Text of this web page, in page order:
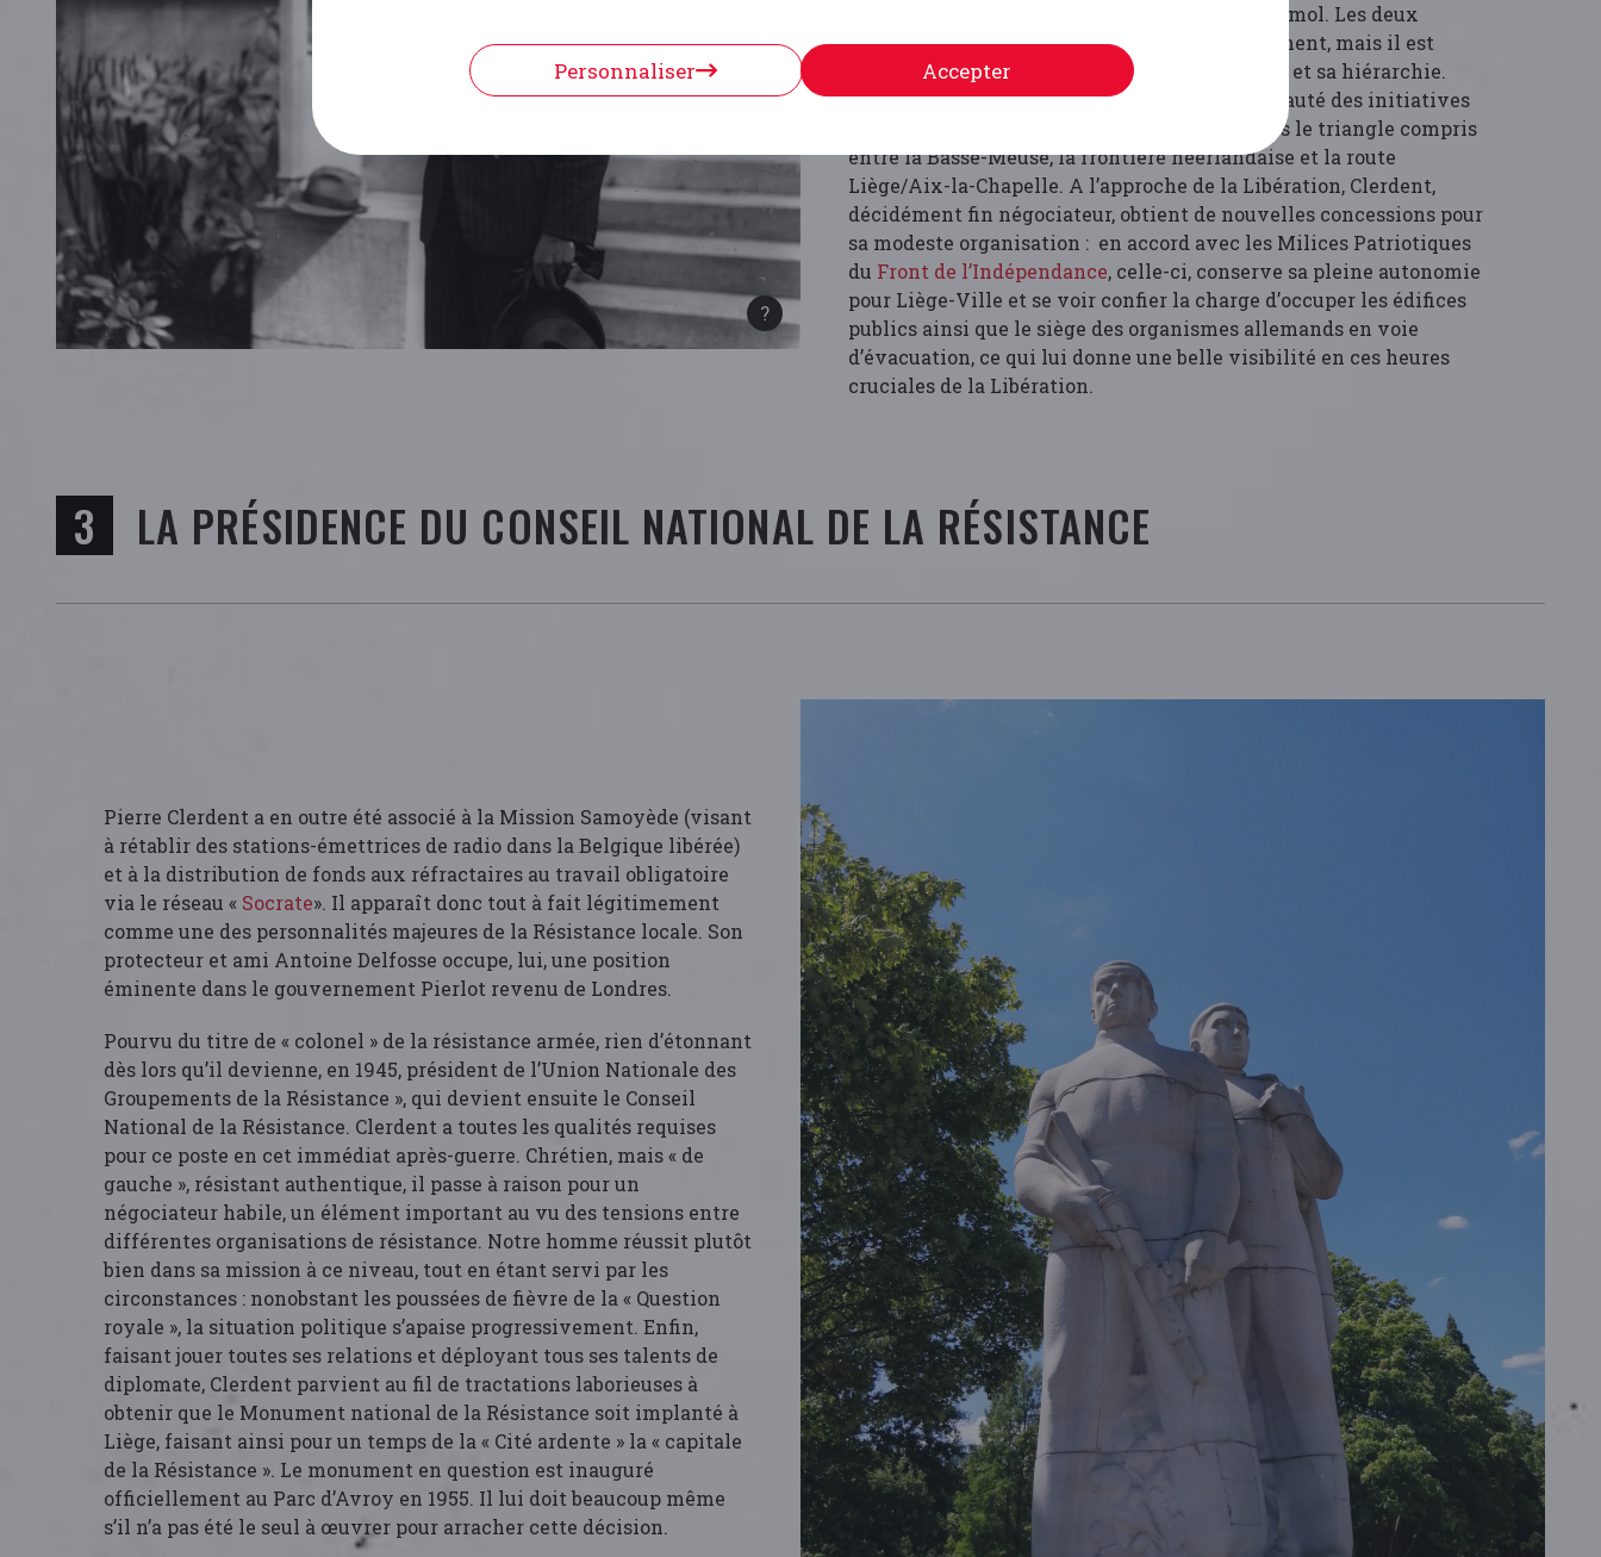
octobre 1943 sous les auspices de Jean del Marmol. Les deux
organisations acceptent de collaborer étroitement, mais il est
entendu que l’ « A.L. » conserve son autonomie et sa hiérarchie.
L’Armée de Belgique lui concède aussi la primauté des initiatives
dans le secteur 1 de sa Zone V, c’est-à-dire dans le triangle compris
entre la Basse-Meuse, la frontière néerlandaise et la route
Liège/Aix-la-Chapelle. A l’approche de la Libération, Clerdent,
décidément fin négociateur, obtient de nouvelles concessions pour
sa modeste organisation : en accord avec les Milices Patriotiques
du Front de l’Indépendance, celle-ci, conserve sa pleine autonomie
pour Liège-Ville et se voir confier la charge d’occuper les édifices
publics ainsi que le siège des organismes allemands en voie
d’évacuation, ce qui lui donne une belle visibilité en ces heures
cruciales de la Libération.
LA PRÉSIDENCE DU CONSEIL NATIONAL DE LA RÉSISTANCE
Pierre Clerdent a en outre été associé à la Mission Samoyède (visant
à rétablir des stations-émettrices de radio dans la Belgique libérée)
et à la distribution de fonds aux réfractaires au travail obligatoire
via le réseau « Socrate». Il apparaît donc tout à fait légitimement
comme une des personnalités majeures de la Résistance locale. Son
protecteur et ami Antoine Delfosse occupe, lui, une position
éminente dans le gouvernement Pierlot revenu de Londres.
Pourvu du titre de « colonel » de la résistance armée, rien d’étonnant
dès lors qu’il devienne, en 1945, président de l’Union Nationale des
Groupements de la Résistance », qui devient ensuite le Conseil
National de la Résistance. Clerdent a toutes les qualités requises
pour ce poste en cet immédiat après-guerre. Chrétien, mais « de
gauche », résistant authentique, il passe à raison pour un
négociateur habile, un élément important au vu des tensions entre
différentes organisations de résistance. Notre homme réussit plutôt
bien dans sa mission à ce niveau, tout en étant servi par les
circonstances : nonobstant les poussées de fièvre de la « Question
royale », la situation politique s’apaise progressivement. Enfin,
faisant jouer toutes ses relations et déployant tous ses talents de
diplomate, Clerdent parvient au fil de tractations laborieuses à
obtenir que le Monument national de la Résistance soit implanté à
Liège, faisant ainsi pour un temps de la « Cité ardente » la « capitale
de la Résistance ». Le monument en question est inauguré
officiellement au Parc d’Avroy en 1955. Il lui doit beaucoup même
s’il n’a pas été le seul à œuvrer pour arracher cette décision.
Personnaliser Accepter